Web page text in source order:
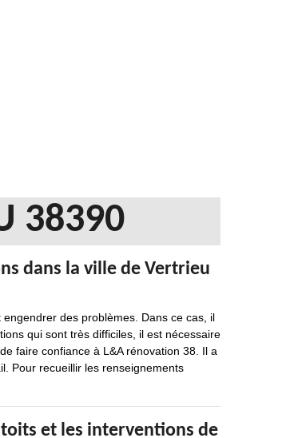
38390
dans la ville de Vertrieu
des problèmes. Dans ce cas, il
qui sont très difficiles, il est nécessaire
faire confiance à L&A rénovation 38. Il a
Pour recueillir les renseignements
et les interventions de